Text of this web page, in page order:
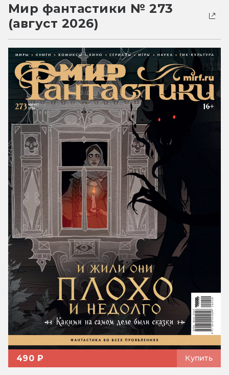
Мир фантастики № 273
(август 2026)
490 ₽ Купить